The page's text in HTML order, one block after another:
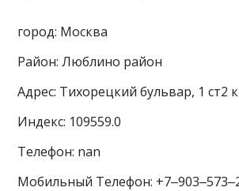
город: Москва
Район: Люблино район
Адрес: Тихорецкий бульвар, 1 ст2
Индекс: 109559.0
Телефон: nan
Мобильный Телефон: